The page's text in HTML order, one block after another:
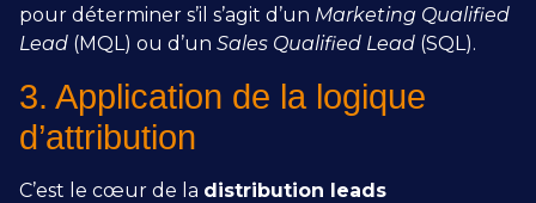
pour déterminer s’il s’agit d’un Marketing Qualified
Lead (MQL) ou d’un Sales Qualified Lead (SQL).
3. Application de la logique
d’attribution
C’est le cœur de la distribution leads